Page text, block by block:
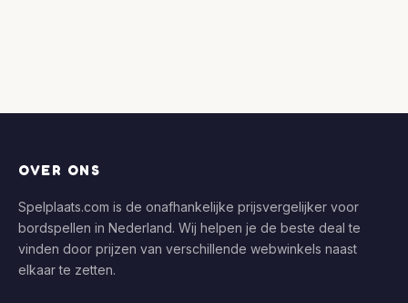
OVER ONS
Spelplaats.com is de onafhankelijke prijsvergelijker voor
bordspellen in Nederland. Wij helpen je de beste deal te
vinden door prijzen van verschillende webwinkels naast
elkaar te zetten.